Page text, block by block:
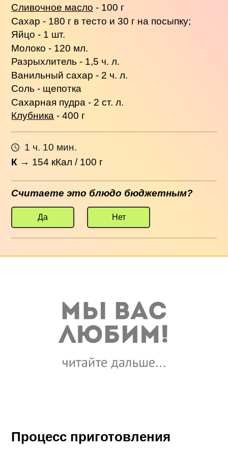
Сливочное масло - 100 г
Сахар - 180 г в тесто и 30 г на посыпку;
Яйцо - 1 шт.
Молоко - 120 мл.
Разрыхлитель - 1,5 ч. л.
Ванильный сахар - 2 ч. л.
Соль - щепотка
Сахарная пудра - 2 ст. л.
Клубника - 400 г
1 ч. 10 мин.
К → 154 кКал / 100 г
Считаете это блюдо бюджетным?
Да Нет
Процесс приготовления